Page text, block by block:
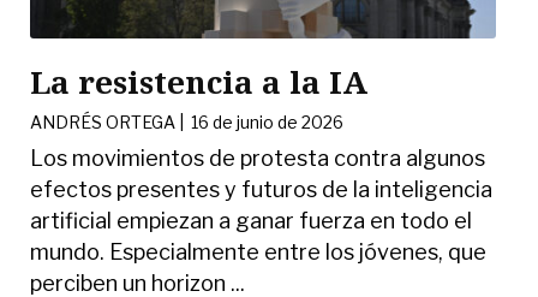
La resistencia a la IA
ANDRÉS ORTEGA |16 de junio de 2026
Los movimientos de protesta contra algunos
efectos presentes y futuros de la inteligencia
artificial empiezan a ganar fuerza en todo el
mundo. Especialmente entre los jóvenes, que
perciben un horizon ...